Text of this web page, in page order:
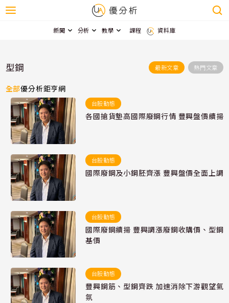
新聞 分析 教學 課程 資料庫
型鋼 最新文章 熱門文章
全部優分析鉅亨網
台股動態
各國搶貨墊高國際廢鋼行情 豐興盤價續揚
台股動態
國際廢鋼及小鋼胚齊漲 豐興盤價全面上調
台股動態
國際廢鋼續揚 豐興調漲廢鋼收購價、型鋼
基價
台股動態
豐興鋼筋、型鋼齊跌 加速消除下游觀望氣
氛